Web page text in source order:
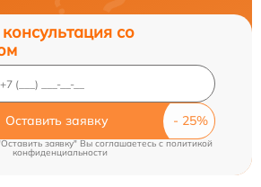
со
Оставить заявку
заявку" Вы соглашаетесь cполитикой
конфиденциальности